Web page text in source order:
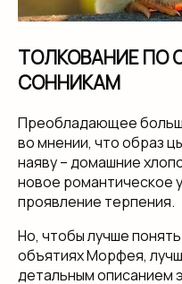
ТОЛКОВАНИЕ ПО
СОННИКАМ
Преобладающее
во мнении, что образ
наяву – домашние
новое романтическое
проявление терпения.
Но, чтобы лучше
объятиях Морфея,
детальным описанием